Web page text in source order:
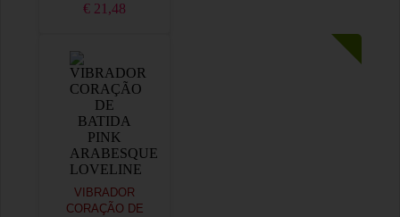
€ 21,48
VIBRADOR
CORAÇÃO DE